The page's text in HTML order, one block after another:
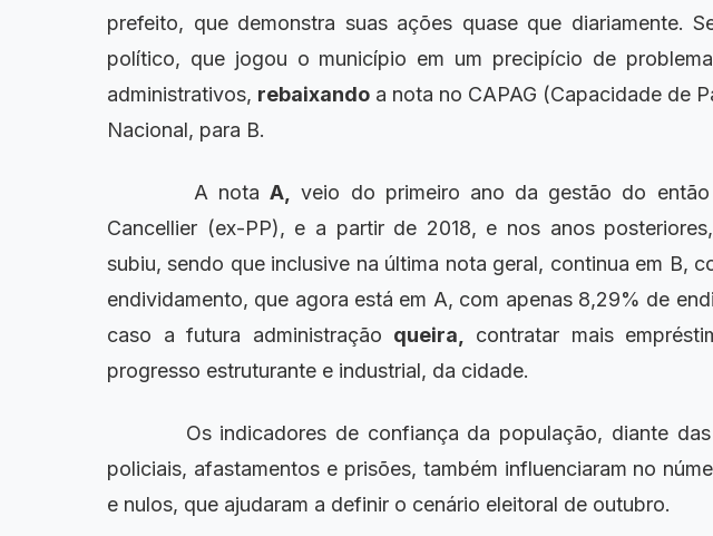
prefeito, que demonstra suas ações quase que diariamente.
político, que jogou o município em um precipício de
administrativos, rebaixando a nota no CAPAG (Capacidade de
Nacional, para B.
A notaA,
veio do primeiro ano da gestão do
Cancellier (ex-PP), e a partir de 2018, e nos anos
subiu, sendo que inclusive na última nota geral, continua em B,
endividamento, que agora está em A, com apenas 8,29% de
caso a futura administração queira, contratar mais
progresso estruturante e industrial, da cidade.
Os indicadores de confiança da população, diante das
policiais, afastamentos e prisões, também influenciaram no
e nulos, que ajudaram a definir o cenário eleitoral de outubro.